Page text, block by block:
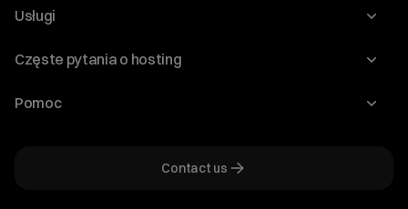
Program Korzyści dla Inwestorów
Regulaminy i specyfikacje
Blog
WordPress
Audyt stron
Usługi
Domeny
Hosting dla WooCommerce
Częste pytania o hosting
Jak przenieść stronę?
Pomoc
Contact us